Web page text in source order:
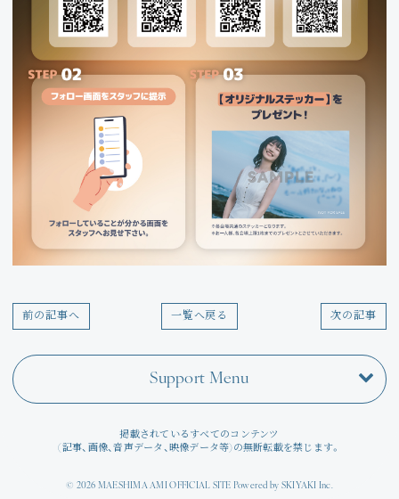
次の記事
一覧へ戻る
前の記事へ
Support Menu
掲載されているすべてのコンテンツ
(記事、画像、音声データ、映像データ等)の無断転載を禁じます。
© 2026 MAESHIMA AMI OFFICIAL SITE Powered by SKIYAKI Inc.